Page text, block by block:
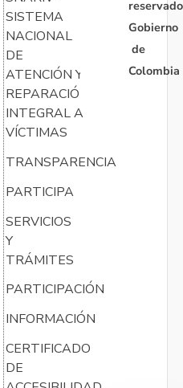
SISTEMA
NACIONAL
DE
ATENCIÓN Y
REPARACIÓN
INTEGRAL A
VÍCTIMAS
TRANSPARENCIA
PARTICIPA
SERVICIOS
Y
TRÁMITES
PARTICIPACIÓN
INFORMACIÓN
CERTIFICADO
DE
Gobierno
de
Colombia